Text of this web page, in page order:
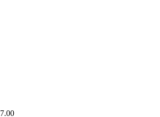
7.00